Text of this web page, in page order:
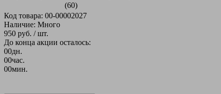
(60)
Код товара: 00-00002027
Наличие: Много
950 руб. / шт.
До конца акции осталось:
00дн.
00час.
00мин.